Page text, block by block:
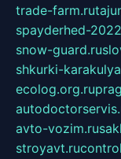
trade-farm.ru
spayderhed-
snow-guard.ru
shkurki-
ecolog.org.ru
avto-vozim.ru
stroyavt.ru